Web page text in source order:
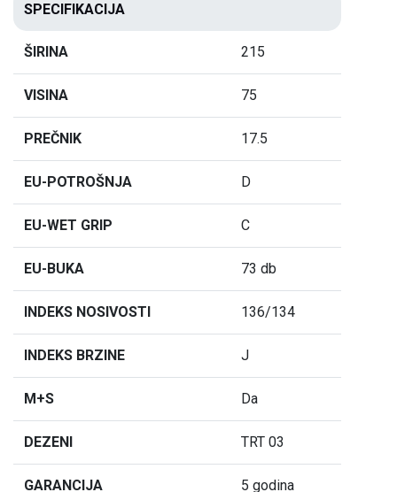
SPECIFIKACIJA
ŠIRINA 215
VISINA 75
PREČNIK 17.5
EU-POTROŠNJA D
EU-WET GRIP C
EU-BUKA 73 db
INDEKS NOSIVOSTI 136/134
INDEKS BRZINE J
M+S Da
DEZENI TRT 03
GARANCIJA 5 godina